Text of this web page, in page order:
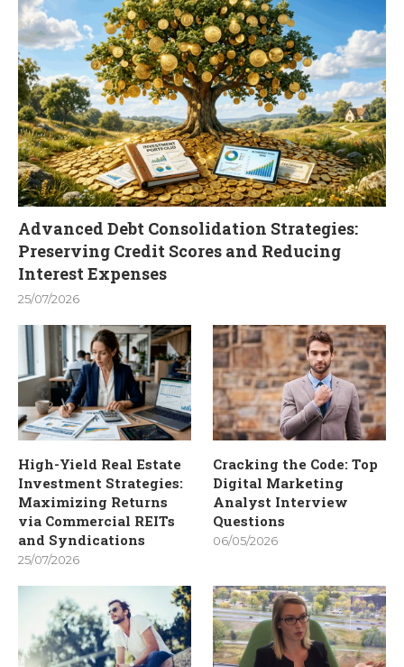
Advanced Debt Consolidation Strategies:
Preserving Credit Scores and Reducing
Interest Expenses
25/07/2026
High-Yield Real Estate
Investment Strategies:
Maximizing Returns
via Commercial REITs
and Syndications
25/07/2026
Cracking the Code: Top
Digital Marketing
Analyst Interview
Questions
06/05/2026